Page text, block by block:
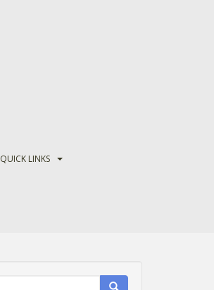
QUICK LINKS